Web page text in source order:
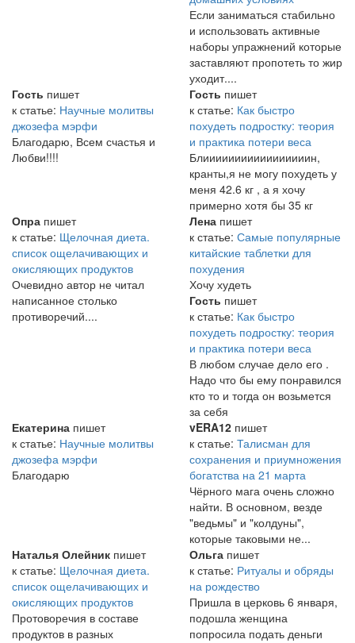
Если заниматься стабильно
и использовать активные
наборы упражнений которые
заставляют пропотеть то жир
уходит....
Гость пишет
к статье: Научные молитвы
джозефа мэрфи
Благодарю, Всем счастья и
Любви!!!!
Гость пишет
к статье: Как быстро
похудеть подростку: теория
и практика потери веса
Блииииииииииииииииин,
кранты,я не могу похудеть у
меня 42.6 кг , а я хочу
примерно хотя бы 35 кг
Опра пишет
к статье: Щелочная диета.
список ощелачивающих и
окисляющих продуктов
Очевидно автор не читал
написанное столько
противоречий....
Лена пишет
к статье: Самые популярные
китайские таблетки для
похудения
Хочу худеть
Гость пишет
к статье: Как быстро
похудеть подростку: теория
и практика потери веса
В любом случае дело его .
Надо что бы ему понравился
кто то и тогда он возьмется
за себя
Екатерина пишет
к статье: Научные молитвы
джозефа мэрфи
Благодарю
vERA12 пишет
к статье: Талисман для
сохранения и приумножения
богатства на 21 марта
Чёрного мага очень сложно
найти. В основном, везде
"ведьмы" и "колдуны",
которые таковыми не...
Наталья Олейник пишет
к статье: Щелочная диета.
список ощелачивающих и
окисляющих продуктов
Протоворечия в составе
продуктов в разных
Ольга пишет
к статье: Ритуалы и обряды
на рождество
Пришла в церковь 6 января,
подошла женщина
попросила подать деньги